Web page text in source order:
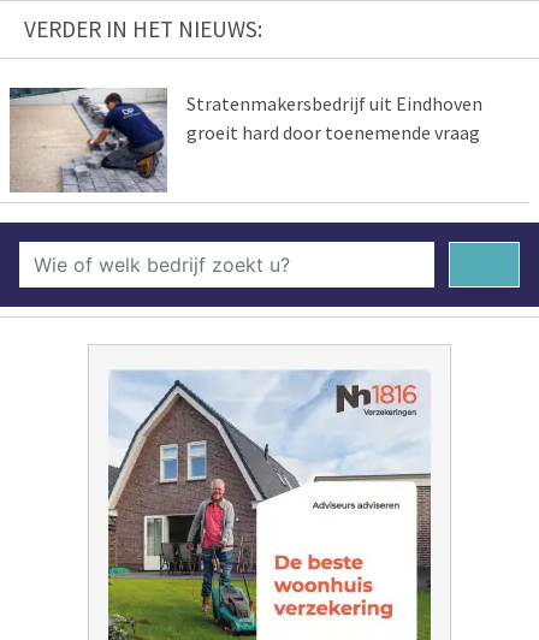
VERDER IN HET NIEUWS:
Stratenmakersbedrijf uit Eindhoven
groeit hard door toenemende vraag